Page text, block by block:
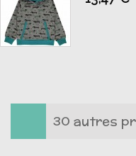
30 autres